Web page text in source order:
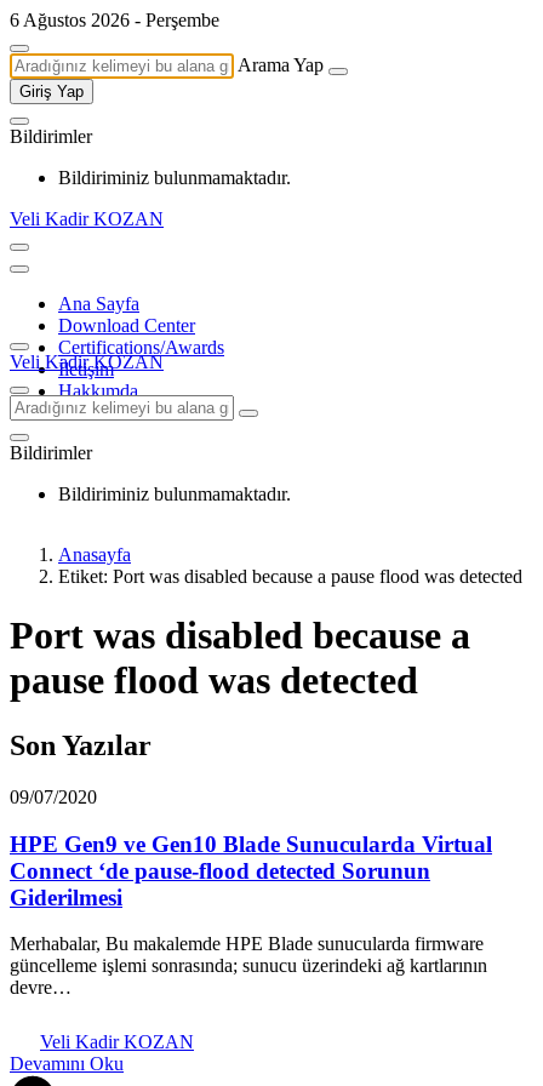
6 Ağustos 2026 - Perşembe
Arama Yap
Giriş Yap
Bildirimler
Bildiriminiz bulunmamaktadır.
Veli Kadir KOZAN
Ana Sayfa
Download Center
Certifications/Awards
İletişim
Hakkımda
Veli Kadir KOZAN
Bildirimler
Bildiriminiz bulunmamaktadır.
Anasayfa
Etiket: Port was disabled because a pause flood was detected
Port was disabled because a
pause flood was detected
Son Yazılar
09/07/2020
HPE Gen9 ve Gen10 Blade Sunucularda Virtual
Connect ‘de pause-flood detected Sorunun
Giderilmesi
Merhabalar, Bu makalemde HPE Blade sunucularda firmware
güncelleme işlemi sonrasında; sunucu üzerindeki ağ kartlarının
devre…
Veli Kadir KOZAN
Devamını Oku